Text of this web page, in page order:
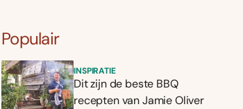
Populair
INSPIRATIE
Dit zijn de beste BBQ
recepten van Jamie Oliver